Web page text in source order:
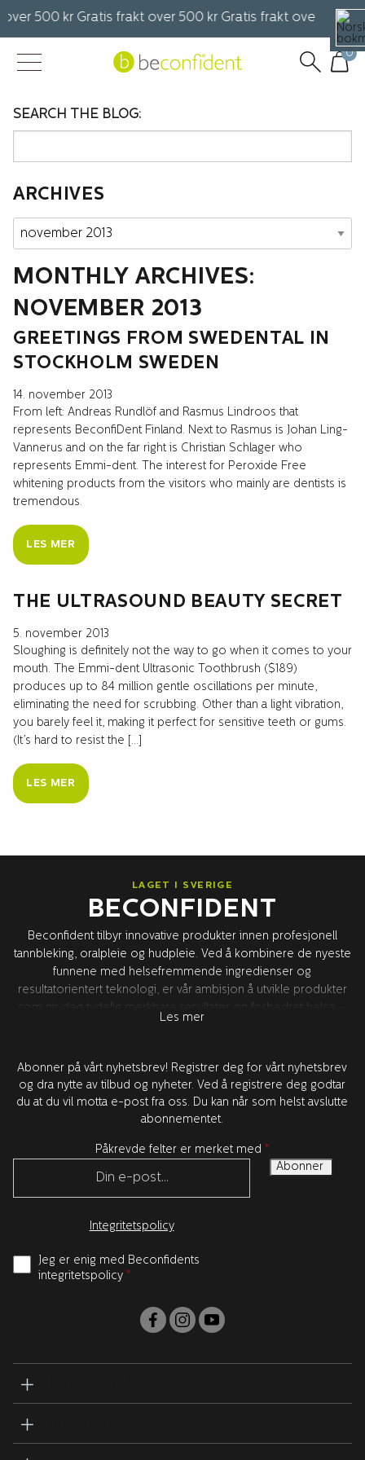
500 kr Gratis frakt over 500 kr Gratis frakt over 500
0
SEARCH THE BLOG:
ARCHIVES
Archives
MONTHLY ARCHIVES:
NOVEMBER 2013
GREETINGS FROM SWEDENTAL IN
STOCKHOLM SWEDEN
14. november 2013
From left: Andreas Rundlöf and Rasmus Lindroos that
represents BeconfiDent Finland. Next to Rasmus is Johan Ling-
Vannerus and on the far right is Christian Schlager who
represents Emmi-dent. The interest for Peroxide Free
whitening products from the visitors who mainly are dentists is
tremendous.
LES MER
THE ULTRASOUND BEAUTY SECRET
5. november 2013
Sloughing is definitely not the way to go when it comes to your
mouth. The Emmi-dent Ultrasonic Toothbrush ($189)
produces up to 84 million gentle oscillations per minute,
eliminating the need for scrubbing. Other than a light vibration,
you barely feel it, making it perfect for sensitive teeth or gums.
(It’s hard to resist the […]
LES MER
LAGET I SVERIGE
BECONFIDENT
Beconfident tilbyr innovative produkter innen profesjonell
tannbleking, oralpleie og hudpleie. Ved å kombinere de nyeste
funnene med helsefremmende ingredienser og
resultatorientert teknologi, er vår ambisjon å utvikle produkter
som gir deg tydelig merkbare resultater og forbedret helse –
produktene er testet og godkjent av tannleger.
Les mer
Abonner på vårt nyhetsbrev! Registrer deg for vårt nyhetsbrev
og dra nytte av tilbud og nyheter. Ved å registrere deg godtar
du at du vil motta e-post fra oss. Du kan når som helst avslutte
abonnementet.
Påkrevde felter er merket med *
Integritetspolicy
Jeg er enig med Beconfidents
integritetspolicy *